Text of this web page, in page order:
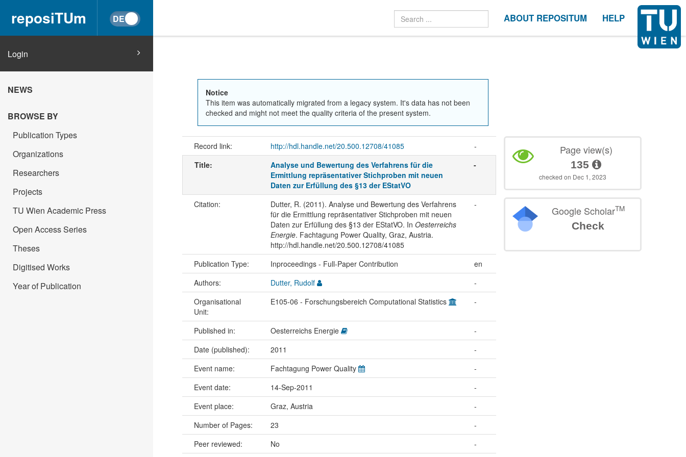
reposiTUm ABOUT REPOSITUM HELP
Login
NEWS
BROWSE BY
Publication Types
Organizations
Researchers
Projects
TU Wien Academic Press
Open Access Series
Theses
Digitised Works
Year of Publication
Notice
This item was automatically migrated from a legacy system. It's data has not been
checked and might not meet the quality criteria of the present system.
Record link: http://hdl.handle.net/20.500.12708/41085
-
Title:
Analyse und Bewertung des Verfahrens für die
Ermittlung repräsentativer Stichproben mit neuen
Daten zur Erfüllung des §13 der EStatVO
-
Citation:
Dutter, R. (2011). Analyse und Bewertung des Verfahrens
für die Ermittlung repräsentativer Stichproben mit neuen
Daten zur Erfüllung des §13 der EStatVO. In Oesterreichs
Energie. Fachtagung Power Quality, Graz, Austria.
http://hdl.handle.net/20.500.12708/41085
-
Publication Type: Inproceedings - Full-Paper Contribution
en
Authors:
Dutter, Rudolf
-
Organisational
Unit:
E105-06 - Forschungsbereich Computational Statistics -
Published in: Oesterreichs Energie
-
Date (published):
2011
-
Event name:
Fachtagung Power Quality
-
Event date:
14-Sep-2011
-
Event place:
Graz, Austria
-
Number of Pages:
23
-
Peer reviewed:
No -
Page view(s)
135
checked on Dec 1, 2023
Google ScholarTM
Check